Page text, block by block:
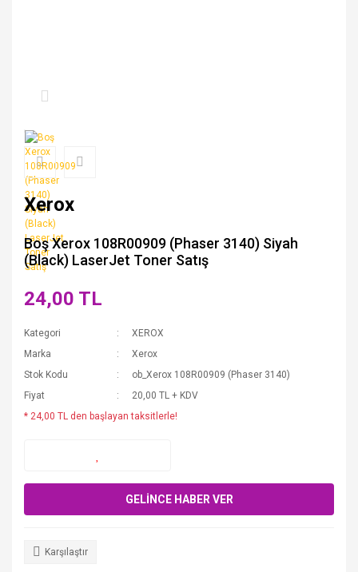
Xerox
Boş Xerox 108R00909 (Phaser 3140) Siyah
(Black) LaserJet Toner Satış
24,00 TL
Kategori
XEROX
Marka
Xerox
Stok Kodu
ob_Xerox 108R00909 (Phaser 3140)
Fiyat
20,00 TL + KDV
* 24,00 TL den başlayan taksitlerle!
GELİNCE HABER VER
Karşılaştır